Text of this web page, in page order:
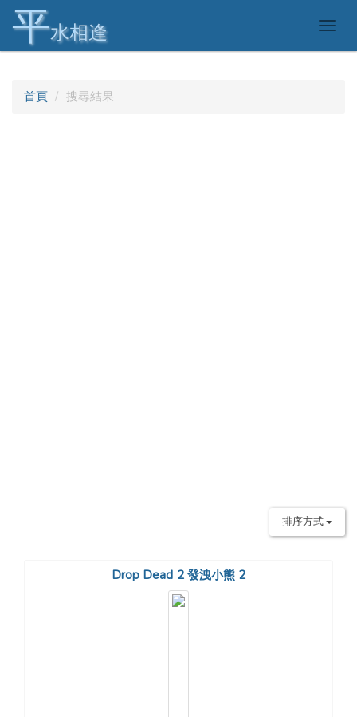
平水相逢
首頁 搜尋結果
排序方式
Drop Dead 2 發洩小熊 2